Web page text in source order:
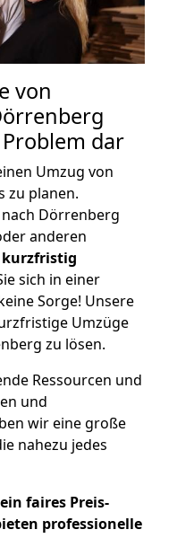
von
dar
Umzug von
zu planen.
Dörrenberg
anderen
kurzfristig
sich in einer
Sorge! Unsere
Umzüge
zu lösen.
Ressourcen und
und
wir eine große
nahezu jedes
faires Preis-
professionelle